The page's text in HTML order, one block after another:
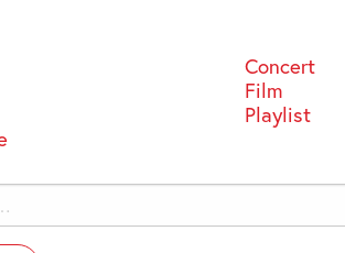
Concert
Film
Playlist